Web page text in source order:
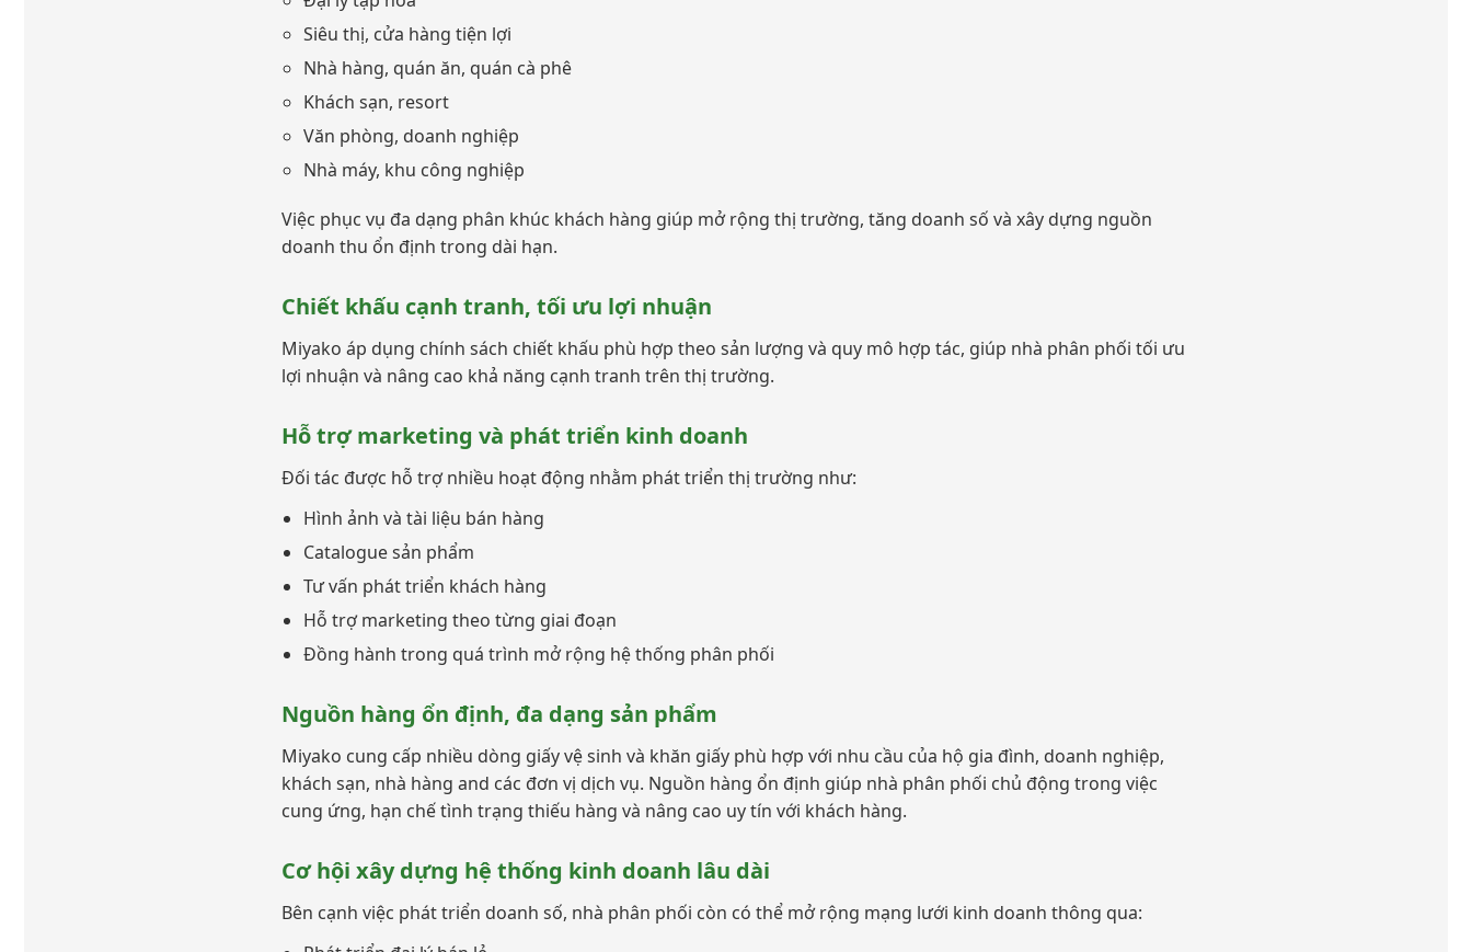
Siêu thị, cửa hàng tiện lợi
Nhà hàng, quán ăn, quán cà phê
Khách sạn, resort
Văn phòng, doanh nghiệp
Nhà máy, khu công nghiệp
Việc phục vụ đa dạng phân khúc khách hàng giúp mở rộng thị trường, tăng doanh số và xây dựng nguồn
doanh thu ổn định trong dài hạn.
Chiết khấu cạnh tranh, tối ưu lợi nhuận
Miyako áp dụng chính sách chiết khấu phù hợp theo sản lượng và quy mô hợp tác, giúp nhà phân phối tối ưu
lợi nhuận và nâng cao khả năng cạnh tranh trên thị trường.
Hỗ trợ marketing và phát triển kinh doanh
Đối tác được hỗ trợ nhiều hoạt động nhằm phát triển thị trường như:
Hình ảnh và tài liệu bán hàng
Catalogue sản phẩm
Tư vấn phát triển khách hàng
Hỗ trợ marketing theo từng giai đoạn
Đồng hành trong quá trình mở rộng hệ thống phân phối
Nguồn hàng ổn định, đa dạng sản phẩm
Miyako cung cấp nhiều dòng giấy vệ sinh và khăn giấy phù hợp với nhu cầu của hộ gia đình, doanh nghiệp,
khách sạn, nhà hàng and các đơn vị dịch vụ. Nguồn hàng ổn định giúp nhà phân phối chủ động trong việc
cung ứng, hạn chế tình trạng thiếu hàng và nâng cao uy tín với khách hàng.
Cơ hội xây dựng hệ thống kinh doanh lâu dài
Bên cạnh việc phát triển doanh số, nhà phân phối còn có thể mở rộng mạng lưới kinh doanh thông qua: